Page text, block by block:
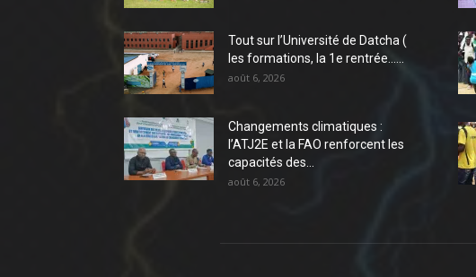
Tout sur l’Université de Datcha (
les formations, la 1e rentrée…...
août 6, 2026
Changements climatiques :
l’ATJ2E et la FAO renforcent les
capacités des...
août 6, 2026